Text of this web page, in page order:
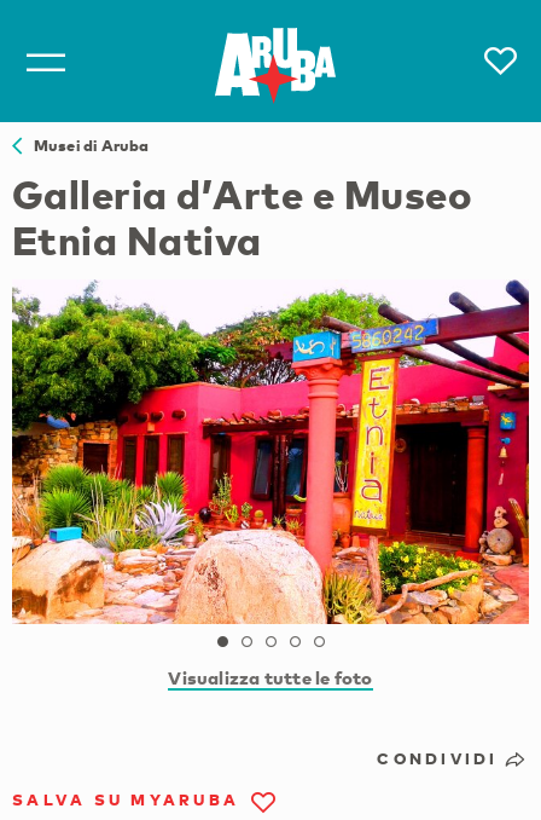
Musei di Aruba
Galleria d’Arte e Museo
Etnia Nativa
Visualizza tutte le foto
CONDIVIDI
SALVA SU MYARUBA